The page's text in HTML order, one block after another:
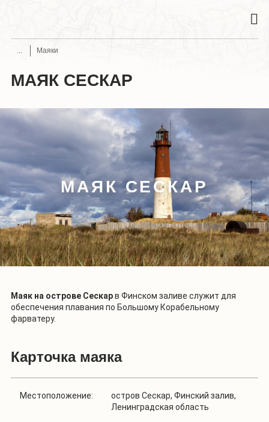
Маяки
МАЯК СЕСКАР
МАЯК СЕСКАР
Маяк на острове Сескарв Финском заливе служит для
обеспечения плавания по Большому Корабельному
фарватеру.
Карточка маяка
Местоположение:
остров Сескар, Финский залив,
Ленинградская область